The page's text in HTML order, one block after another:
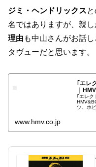
ジミ・ヘンドリックス
名ではありますが、親
理由 も中山さんがお話
タヴューだと思います。
｢エレ
｜
｢エレク
ツ、ホ
www.hmv.co.jp